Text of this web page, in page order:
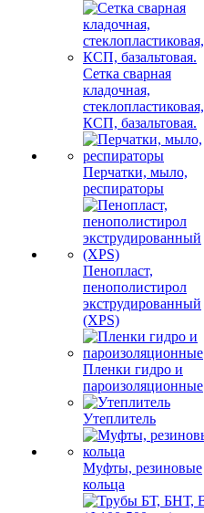
Сетка сварная
кладочная,
стеклопластиковая,
КСП, базальтовая.
Перчатки, мыло,
респираторы
Пенопласт,
пенополистирол
экструдированный
(XPS)
Пленки гидро и
пароизоляционные
Утеплитель
Муфты, резиновые
кольца